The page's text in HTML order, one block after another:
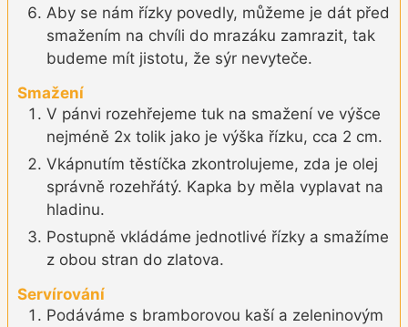
Aby se nám řízky povedly, můžeme je dát před
smažením na chvíli do mrazáku zamrazit, tak
budeme mít jistotu, že sýr nevyteče.
Smažení
V pánvi rozehřejeme tuk na smažení ve výšce
nejméně 2x tolik jako je výška řízku, cca 2 cm.
Vkápnutím těstíčka zkontrolujeme, zda je olej
správně rozehřátý. Kapka by měla vyplavat na
hladinu.
Postupně vkládáme jednotlivé řízky a smažíme
z obou stran do zlatova.
Servírování
Podáváme s bramborovou kaší a zeleninovým